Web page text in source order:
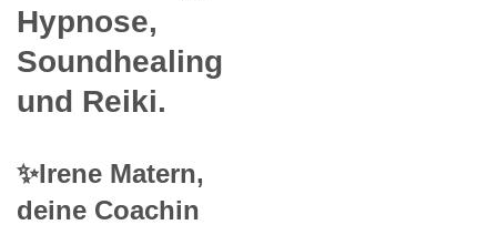
Hypnose,
Soundhealing
und Reiki.
✨Irene Matern,
deine Coachin